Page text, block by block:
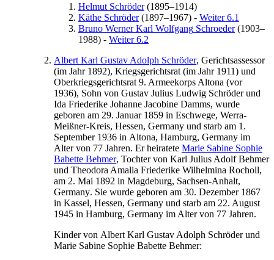
Helmut Schröder(1895–1914)
Käthe Schröder(1897–1967) - Weiter 6.1
Bruno Werner Karl Wolfgang Schroeder(1903–
1988) - Weiter 6.2
Albert Karl Gustav Adolph Schröder, Gerichtsassessor
(im Jahr 1892), Kriegsgerichtsrat (im Jahr 1911) und
Oberkriegsgerichtsrat 9. Armeekorps Altona (vor
1936), Sohn von Gustav Julius Ludwig Schröderund
Ida Friederike Johanne Jacobine Damms, wurde
geboren am 29. Januar 1859 in Eschwege, Werra-
Meißner-Kreis, Hessen, Germany und starb am 1.
September 1936 in Altona, Hamburg, Germany im
Alter von 77 Jahren. Er heiratete Marie Sabine Sophie
Babette Behmer, Tochter von Karl Julius AdolfBehmer
und Theodora Amalia Friederike Wilhelmina Rocholl,
am 2. Mai 1892 in Magdeburg, Sachsen-Anhalt,
Germany. Sie wurde geboren am 30. Dezember 1867
in Kassel, Hessen, Germany und starb am 22. August
1945 in Hamburg, Germany im Alter von 77 Jahren.
Kinder von Albert Karl Gustav Adolph Schröderund
Marie Sabine Sophie Babette Behmer: